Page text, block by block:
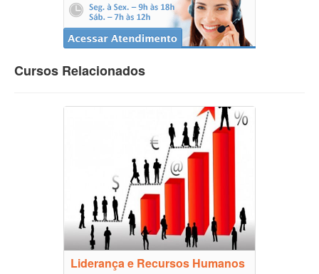
Cursos Relacionados
Liderança e Recursos Humanos